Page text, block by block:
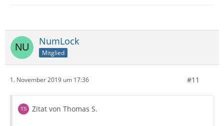
NumLock
Mitglied
1. November 2019 um 17:36 #11
Zitat von Thomas S.